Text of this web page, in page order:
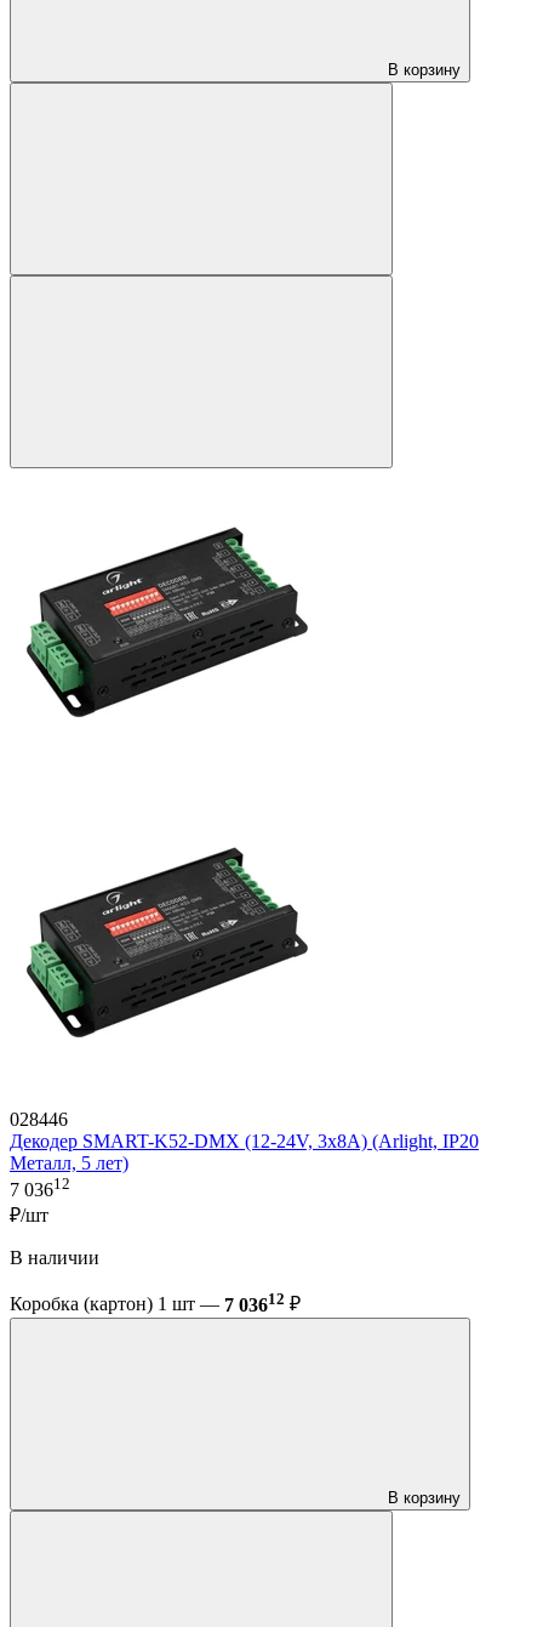
В корзину
028446
Декодер SMART-K52-DMX (12-24V, 3x8A) (Arlight, IP20
Металл, 5 лет)
7 03612
₽/шт
В наличии
Коробка (картон) 1 шт — 7 03612 ₽
В корзину